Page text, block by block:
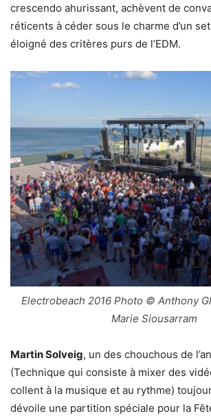
crescendo ahurissant, achèvent de
réticents à céder sous le charme d’un
éloigné des critères purs de l’EDM.
Electrobeach 2016 Photo © Anthony
Marie Siousarram
Martin Solveig, un des chouchous de
(Technique qui consiste à mixer des
collent à la musique et au rythme)
dévoile une partition spéciale pour la